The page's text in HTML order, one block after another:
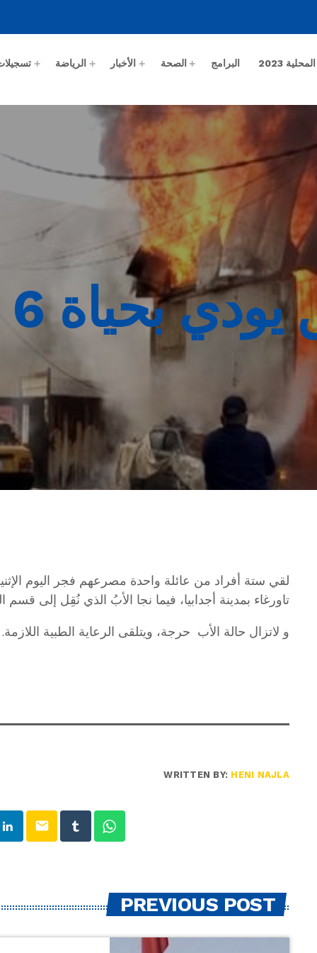
2023 البرامج الصحة الأخبار الرياضة
لقي ستة أفراد من عائلة واحدة مصرعهم فجر اليوم
تاورغاء بمدينة أجدابيا، فيما نجا الأبُ الذي نُقِل إلى قسم
و لاتزال حالة الأب حرجة، ويتلقى الرعاية الطبية اللازمة.
WRITTEN BY: HENI NAJLA
email
PREVIOUS POST